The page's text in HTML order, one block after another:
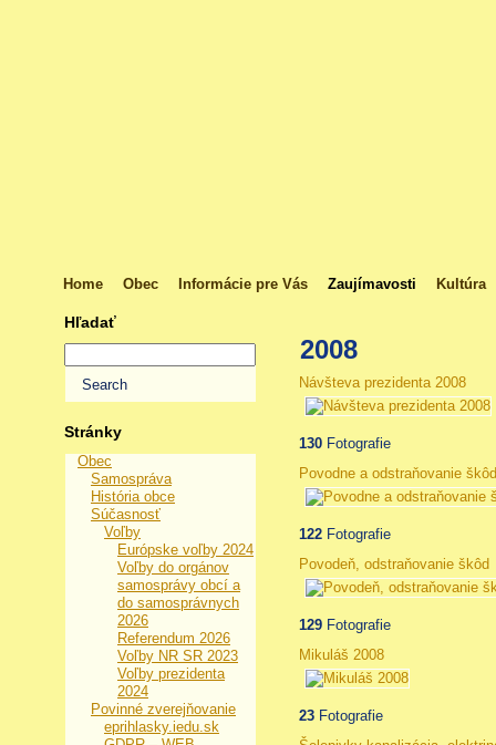
Home Obec Informácie pre Vás Zaujímavosti Kultúra
Hľadať
Stránky
Obec
Samospráva
História obce
Súčasnosť
Voľby
Európske voľby 2024
Voľby do orgánov
samosprávy obcí a
do samosprávnych
2026
Referendum 2026
Voľby NR SR 2023
Voľby prezidenta
2024
Povinné zverejňovanie
eprihlasky.iedu.sk
2008
Návšteva prezidenta 2008
130 Fotografie
Povodne a odstraňovanie
122 Fotografie
Povodeň, odstraňovanie škôd
129 Fotografie
Mikuláš 2008
23 Fotografie